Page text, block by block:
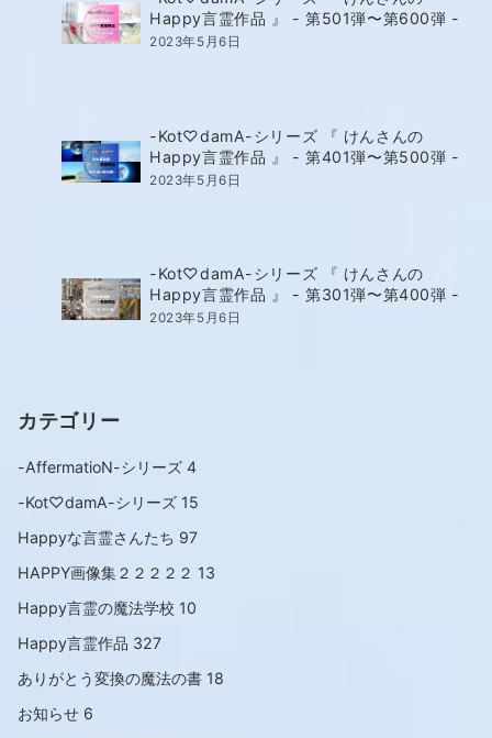
Happy言霊作品 』 - 第501弾〜第600弾 -
2023年5月6日
-Kot♡damA-シリーズ 『 けんさんの
Happy言霊作品 』 - 第401弾〜第500弾 -
2023年5月6日
-Kot♡damA-シリーズ 『 けんさんの
Happy言霊作品 』 - 第301弾〜第400弾 -
2023年5月6日
カテゴリー
-AffermatioN-シリーズ 4
-Kot♡damA-シリーズ 15
Happyな言霊さんたち 97
HAPPY画像集２２２２２ 13
Happy言霊の魔法学校 10
Happy言霊作品 327
ありがとう変換の魔法の書 18
お知らせ 6